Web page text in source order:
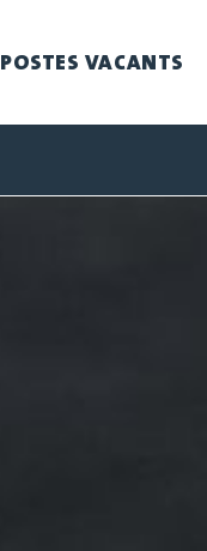
POSTES VACANTS